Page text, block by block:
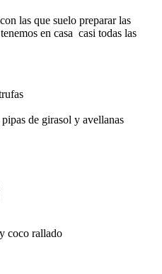
las que suelo preparar las
en casa casi todas las
de girasol y avellanas
coco rallado